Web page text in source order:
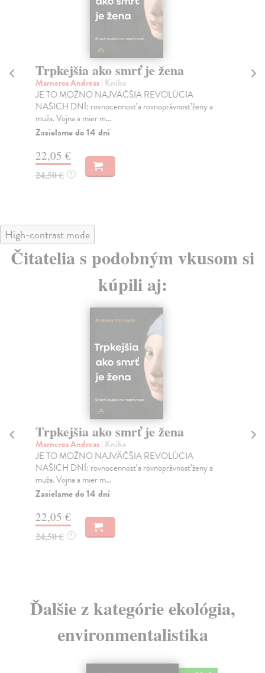
Trpkejšia ako smrť je žena
Marneros Andreas| Kniha
JE TO MOŽNO NAJVÄČŠIA REVOLÚCIA
NAŠICH DNÍ: rovnocennosť a rovnoprávnosť ženy a
muža. Vojna a mier m...
Zasielame do 14 dní
22,05 €
24,50 € ?
High-contrast mode
Čitatelia s podobným vkusom si
kúpili aj:
Trpkejšia ako smrť je žena
Marneros Andreas| Kniha
JE TO MOŽNO NAJVÄČŠIA REVOLÚCIA
NAŠICH DNÍ: rovnocennosť a rovnoprávnosť ženy a
muža. Vojna a mier m...
Zasielame do 14 dní
22,05 €
24,50 € ?
Ďalšie z kategórie ekológia,
environmentalistika